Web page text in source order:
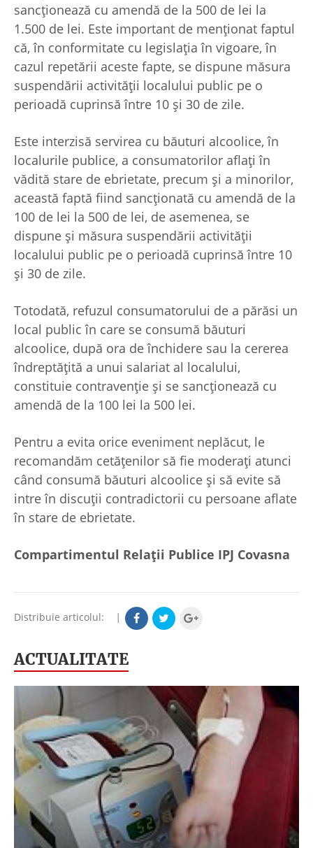
sancţionează cu amendă de la 500 de lei la
1.500 de lei. Este important de menționat faptul
că, în conformitate cu legislația în vigoare, în
cazul repetării aceste fapte, se dispune măsura
suspendării activităţii localului public pe o
perioadă cuprinsă între 10 şi 30 de zile.
Este interzisă servirea cu băuturi alcoolice, în
localurile publice, a consumatorilor aflaţi în
vădită stare de ebrietate, precum şi a minorilor,
această faptă fiind sancționată cu amendă de la
100 de lei la 500 de lei, de asemenea, se
dispune şi măsura suspendării activităţii
localului public pe o perioadă cuprinsă între 10
şi 30 de zile.
Totodată, refuzul consumatorului de a părăsi un
local public în care se consumă băuturi
alcoolice, după ora de închidere sau la cererea
îndreptăţită a unui salariat al localului,
constituie contravenție și se sancționează cu
amendă de la 100 lei la 500 lei.
Pentru a evita orice eveniment neplăcut, le
recomandăm cetățenilor să fie moderați atunci
când consumă băuturi alcoolice și să evite să
intre în discuții contradictorii cu persoane aflate
în stare de ebrietate.
Compartimentul Relații Publice IPJ Covasna
Distribuie articolul: |
ACTUALITATE